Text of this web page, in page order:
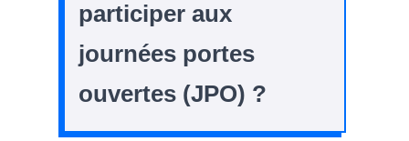
participer aux
journées portes
ouvertes (JPO) ?